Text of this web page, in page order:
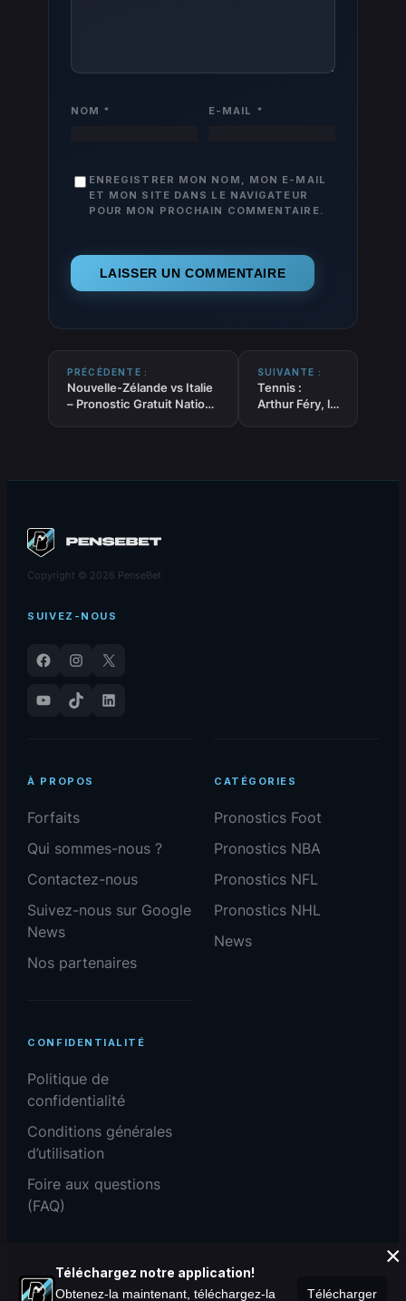
NOM * E-MAIL *
ENREGISTRER MON NOM, MON E-MAIL
ET MON SITE DANS LE NAVIGATEUR
POUR MON PROCHAIN COMMENTAIRE.
PRÉCÉDENTE :
Nouvelle-Zélande vs Italie
– Pronostic Gratuit Nations
SUIVANTE :
Tennis :
Arthur Féry, le
Copyright © 2026 PenseBet
SUIVEZ-NOUS
Facebook Instagram
X
YouTube
TikTok LinkedIn
À PROPOS
Forfaits
Qui sommes-nous ?
Contactez-nous
Suivez-nous sur Google
News
Nos partenaires
CATÉGORIES
Pronostics Foot
Pronostics NBA
Pronostics NFL
Pronostics NHL
News
CONFIDENTIALITÉ
Politique de
confidentialité
Conditions générales
d’utilisation
Foire aux questions
(FAQ)
Téléchargez notre application!
Obtenez-la maintenant, téléchargez-la Télécharger
×